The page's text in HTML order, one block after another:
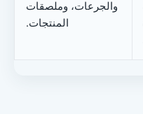
والجرعات، وملصقات
المنتجات.